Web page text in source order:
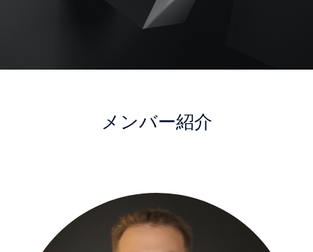
メンバー紹介